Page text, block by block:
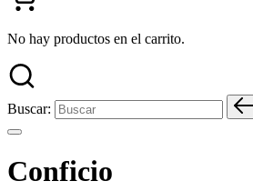
No hay productos en el carrito.
Buscar:
Conficio